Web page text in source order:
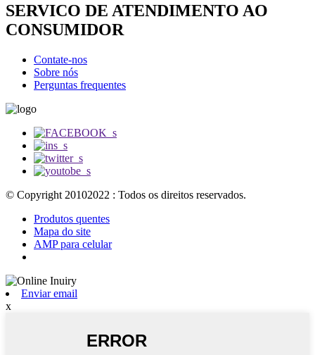
SERVICO DE ATENDIMENTO AO
CONSUMIDOR
Contate-nos
Sobre nós
Perguntas frequentes
© Copyright 20102022 : Todos os direitos reservados.
Produtos quentes
Mapa do site
AMP para celular
Enviar email
x